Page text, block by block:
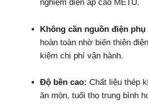
nghiệm điện áp cao METU.
Không cần nguồn điện
hoàn toàn nhờ biến thiên
kiệm chi phí vận hành.
Độ bền cao: Chất liệu thép
ăn mòn, tuổi thọ trung bình